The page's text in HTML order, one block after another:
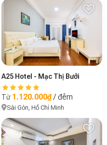
A25 Hotel - Mạc Thị Bưởi
Từ 1.120.000₫/ đêm
Sài Gòn, Hồ Chí Minh